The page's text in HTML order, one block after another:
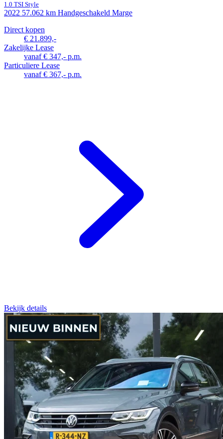
1.0 TSI Style
2022 57.062 km Handgeschakeld Marge
Direct kopen
€ 21.899,-
Zakelijke Lease
vanaf € 347,- p.m.
Particuliere Lease
vanaf € 367,- p.m.
Bekijk details